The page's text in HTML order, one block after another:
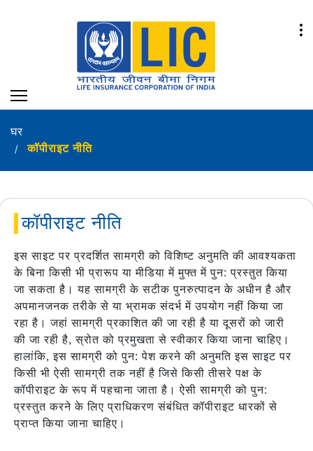
घर
कॉपीराइट नीति
कॉपीराइट नीति
इस साइट पर प्रदर्शित सामग्री को विशिष्ट अनुमति की आवश्यकता
के बिना किसी भी प्रारूप या मीडिया में मुफ्त में पुन: प्रस्तुत किया
जा सकता है। यह सामग्री के सटीक पुनरुत्पादन के अधीन है और
अपमानजनक तरीके से या भ्रामक संदर्भ में उपयोग नहीं किया जा
रहा है। जहां सामग्री प्रकाशित की जा रही है या दूसरों को जारी
की जा रही है, स्रोत को प्रमुखता से स्वीकार किया जाना चाहिए।
हालांकि, इस सामग्री को पुन: पेश करने की अनुमति इस साइट पर
किसी भी ऐसी सामग्री तक नहीं है जिसे किसी तीसरे पक्ष के
कॉपीराइट के रूप में पहचाना जाता है। ऐसी सामग्री को पुन:
प्रस्तुत करने के लिए प्राधिकरण संबंधित कॉपीराइट धारकों से
प्राप्त किया जाना चाहिए।